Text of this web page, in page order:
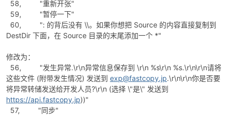
58, "重新开张"
59, "暂停一下"
60, ": 的背后没有 \\。如果你想把 Source 的内容直接复制到
DestDir 下面，在 Source 目录的末尾添加一个 *"
修改为：
56, "发生异常.\r\n异常信息保存到 \r\n %s\r\n %s.\r\n\r\n请将
这些文件 (附带发生情况) 发送到 exp@fastcopy.jp.\r\n\r\n你是否要
将异常转储发送给开发人员?\r\n (选择 \"是\" 发送到
https://api.fastcopy.jp))"
57, "同步"